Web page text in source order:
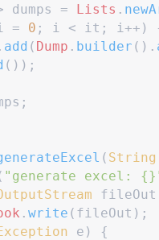
dumps = Lists .
= 0 ; i < it ; i++ )
. add ( Dump . builder ( ) .
( ) ) ;
;
( String
" generate excel: {}
fileOut
. write ( fileOut ) ;
e )
{